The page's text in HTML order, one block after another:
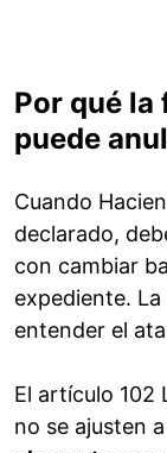
Por qué
puede
Cuando
declarado,
con cambiar
expediente.
entender el
El artículo 102
no se ajusten